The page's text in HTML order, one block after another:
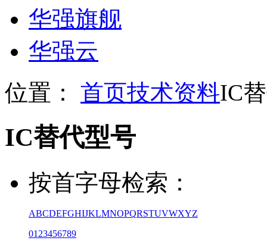
华强旗舰
华强云
位置： 首页技术资料IC
IC替代型号
按首字母检索：
ABCDEFGHIJKLMNOPQRSTUVWXYZ
01 23456789